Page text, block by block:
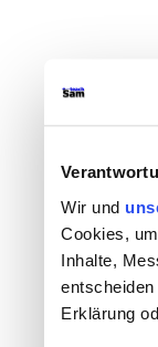
Wir und
Cookies,
Inhalte,
Erklärung